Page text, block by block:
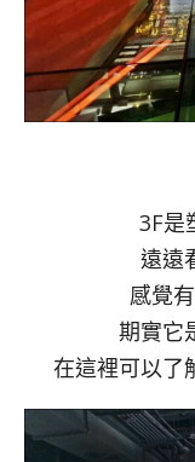
3F是
遠遠
感覺
期實它
在這裡可以了